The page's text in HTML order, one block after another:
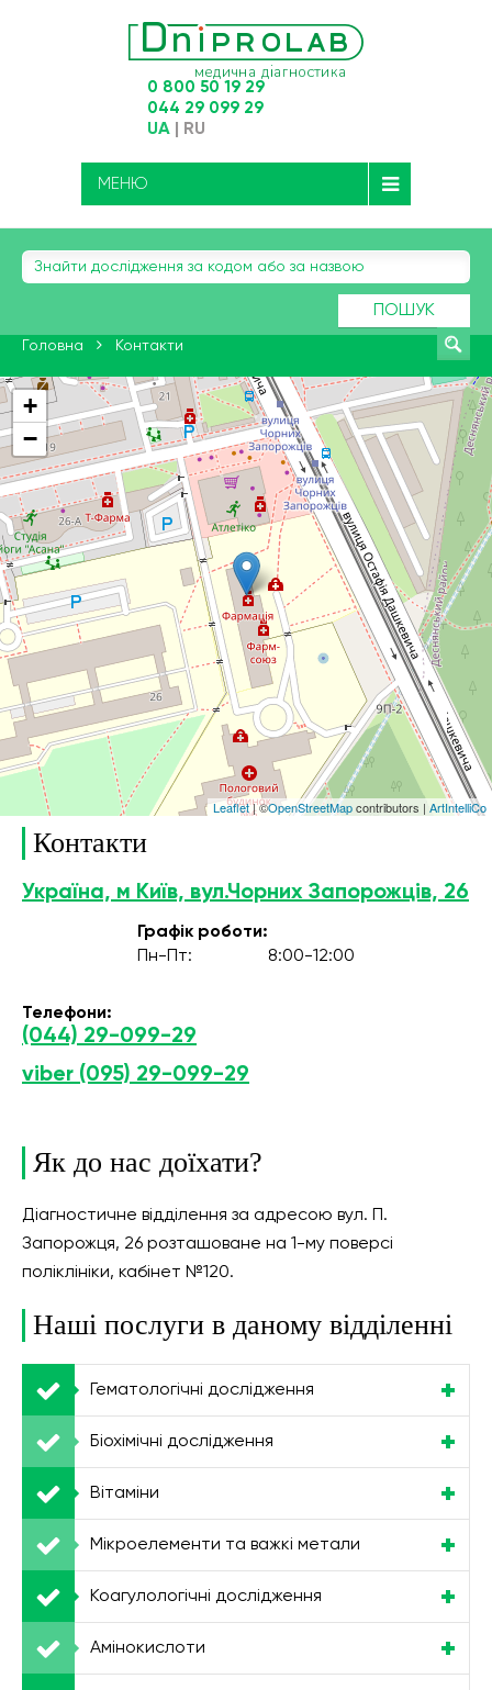
0 800 50 19 29
044 29 099 29
UA RU
МЕНЮ
ПОШУК
Головна Контакти
+
−
Leaflet| ©OpenStreetMapcontributors | ArtIntelliCo
Контакти
Україна, м Київ, вул.Чорних Запорожців, 26
Графік роботи:
Пн-Пт:
8:00-12:00
Телефони:
(044) 29-099-29
viber (095) 29-099-29
Як до нас доїхати?
Діагностичне відділення за адресою вул. П.
Запорожця, 26 розташоване на 1-му поверсі
поліклініки, кабінет №120.
Наші послуги в даному відділенні
Гематологічні дослідження
Біохімічні дослідження
Вітаміни
Мікроелементи та важкі метали
Коагулологічні дослідження
Амінокислоти